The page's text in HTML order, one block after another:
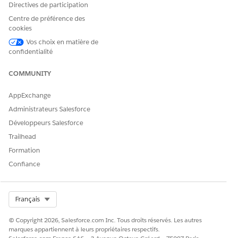
Sélectionnez le programme parent associé au programme
de soins, si nécessaire.
Pour la catégorie, sélectionnez
des prestataires.
Saisissez les dates requises pour le programme de soins.
Pour le statut, sélectionnez
cas échéant.
Enregistrez vos modifications.
CET ARTICLE A-T-IL RÉSOLU VOTRE PROBLÈME ?
Dites-nous ce que nous pouvons améliorer !
Oui Non
Directives de participation
Centre de préférence des
cookies
Vos choix en matière de
confidentialité
COMMUNITY
AppExchange
Administrateurs Salesforce
Développeurs Salesforce
Trailhead
Formation
Confiance
Français
© Copyright 2026, Salesforce.com Inc. Tous droits réservés. Les autres
marques appartiennent à leurs propriétaires respectifs.